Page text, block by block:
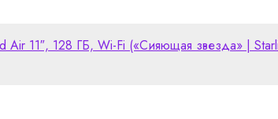
Air 11″, 128 ГБ, Wi-Fi («Сияющая звезда» |